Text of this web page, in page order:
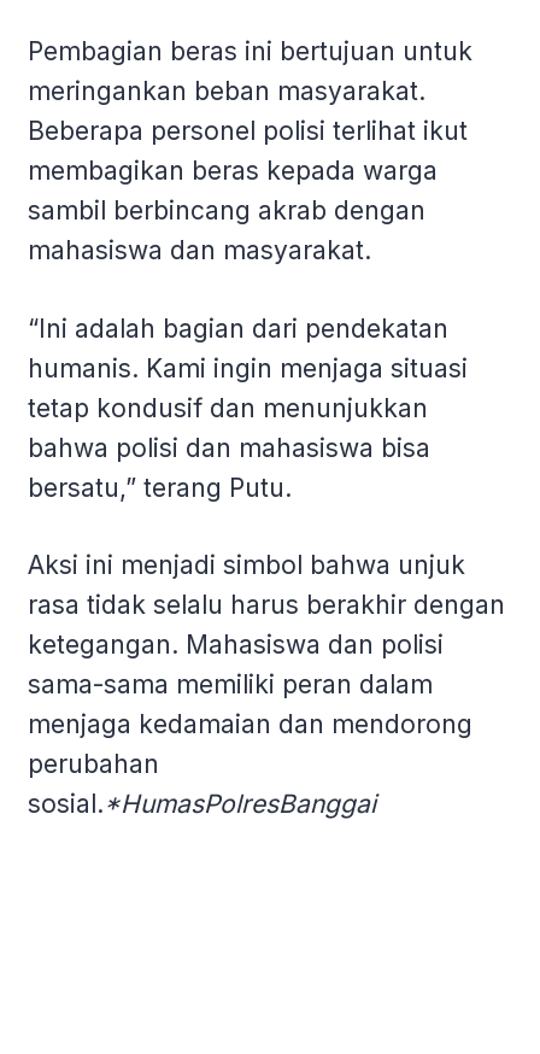
Pembagian beras ini bertujuan untuk
meringankan beban masyarakat.
Beberapa personel polisi terlihat ikut
membagikan beras kepada warga
sambil berbincang akrab dengan
mahasiswa dan masyarakat.
“Ini adalah bagian dari pendekatan
humanis. Kami ingin menjaga situasi
tetap kondusif dan menunjukkan
bahwa polisi dan mahasiswa bisa
bersatu,” terang Putu.
Aksi ini menjadi simbol bahwa unjuk
rasa tidak selalu harus berakhir dengan
ketegangan. Mahasiswa dan polisi
sama-sama memiliki peran dalam
menjaga kedamaian dan mendorong
perubahan
sosial.*HumasPolresBanggai